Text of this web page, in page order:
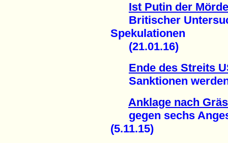
Ist Putin der
Britischer
Spekulationen
(21.01.16)
Ende des Streits
Sanktionen werden
Anklage nach
gegen sechs
(5.11.15)